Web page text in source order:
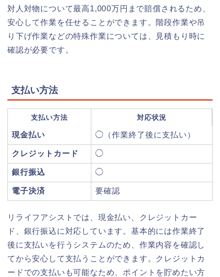
対人対物について最高1,000万円まで賠償されるため、
安心して作業を任せることができます。階段作業や吊
り下げ作業などの特殊作業については、見積もり時に
確認が必要です。
支払い方法
支払い方法 対応状況
現金払い ◯（作業終了後に支払い）
クレジットカード ◯
銀行振込 ◯
電子決済 要確認
リライフアシストでは、現金払い、クレジットカー
ド、銀行振込に対応しています。基本的には作業終了
後に支払いを行うシステムのため、作業内容を確認し
てから安心して支払うことができます。クレジットカ
ードでの支払いも可能なため、ポイントを貯めたい方